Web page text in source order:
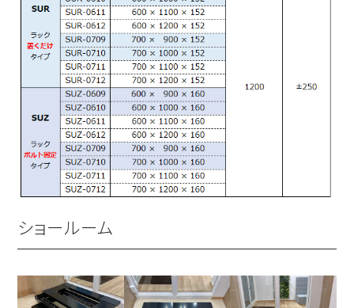
ショールーム